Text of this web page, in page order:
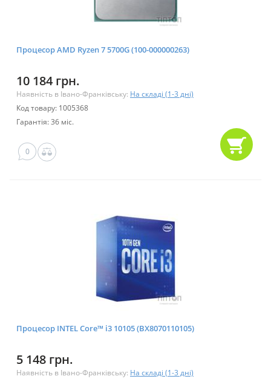
Процесор AMD Ryzen 7 5700G (100-000000263)
10 184 грн.
Наявність в Івано-Франківську: На складі (1-3 дні)
Код товару: 1005368
Гарантія: 36 міс.
0
Процесор INTEL Core™ i3 10105 (BX8070110105)
5 148 грн.
Наявність в Івано-Франківську: На складі (1-3 дні)